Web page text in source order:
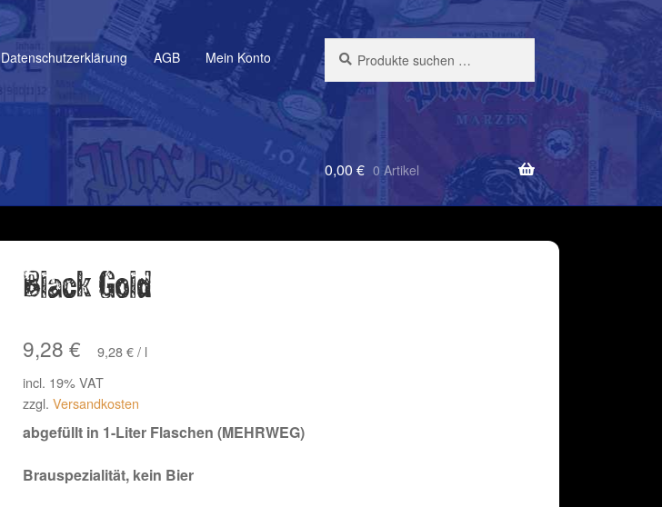
Datenschutzerklärung AGB Mein Konto
nach:
0,00 € 0 Artikel
Black Gold
9,28 € 9,28€/ l
incl. 19% VAT
zzgl. Versandkosten
abgefüllt in 1-Liter Flaschen (MEHRWEG)
Brauspezialität, kein Bier